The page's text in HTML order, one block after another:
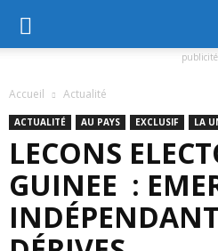
publicité
Accueil Actualité
ACTUALITÉ AU PAYS EXCLUSIF LA
LECONS
GUINEE :